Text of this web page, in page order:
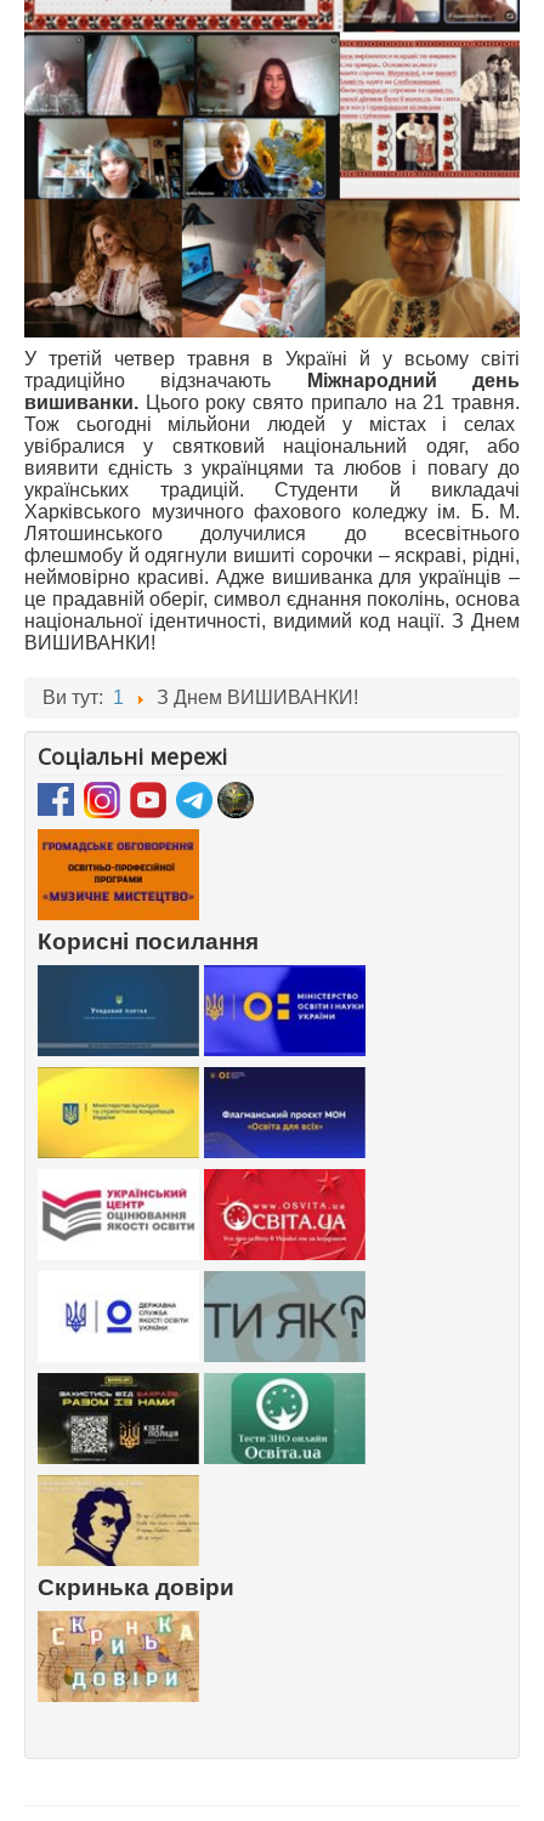
У третій четвер травня в Україні й у всьому світі
традиційно відзначають
Міжнародний день
вишиванки. Цього року свято припало на 21 травня.
Тож сьогодні мільйони людей у містах і селах
увібралися у святковий національний одяг, або
виявити єдність з українцями та любов і повагу до
українських традицій. Студенти й викладачі
Харківського музичного фахового коледжу ім. Б. М.
Лятошинського долучилися до всесвітнього
флешмобу й одягнули вишиті сорочки – яскраві, рідні,
неймовірно красиві. Адже вишиванка для українців –
це прадавній оберіг, символ єднання поколінь, основа
національної ідентичності, видимий код нації. З Днем
ВИШИВАНКИ!
Ви тут: 1 З Днем ВИШИВАНКИ!
Соціальні мережі
Корисні посилання
Скринька довіри